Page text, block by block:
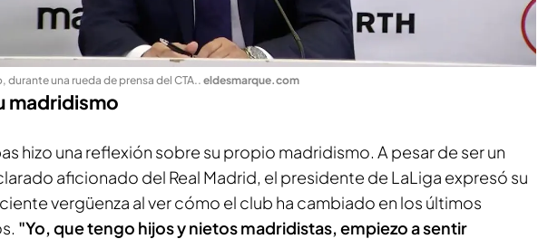
durante una rueda de prensa del CTA.. eldesmarque.com
madridismo
hizo una reflexión sobre su propio madridismo. A pesar de ser un
aficionado del Real Madrid, el presidente de LaLiga expresó su
vergüenza al ver cómo el club ha cambiado en los últimos
"Yo, que tengo hijos y nietos madridistas, empiezo a sentir